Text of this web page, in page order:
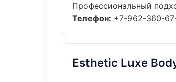
Профессиональный
Телефон: +7-962-360-
Esthetic Luxe